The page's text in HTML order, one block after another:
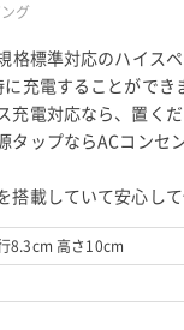
グ
格標準対応のハイスペ
充電することができ
充電対応なら、置くだ
タップならACコンセ
搭載していて安心して
8.3cm 高さ10cm